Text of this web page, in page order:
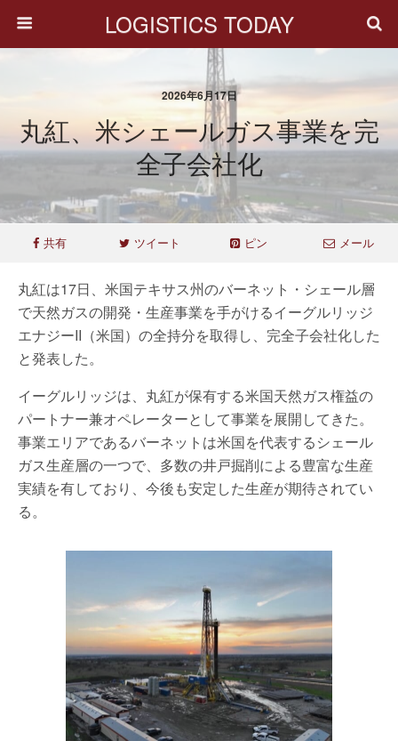
LOGISTICS TODAY
2026年6月17日
丸紅、米シェールガス事業を完
全子会社化
共有 ツイート ピン メール
丸紅は17日、米国テキサス州のバーネット・シェール層
で天然ガスの開発・生産事業を手がけるイーグルリッジ
エナジーII（米国）の全持分を取得し、完全子会社化した
と発表した。
イーグルリッジは、丸紅が保有する米国天然ガス権益の
パートナー兼オペレーターとして事業を展開してきた。
事業エリアであるバーネットは米国を代表するシェール
ガス生産層の一つで、多数の井戸掘削による豊富な生産
実績を有しており、今後も安定した生産が期待されてい
る。